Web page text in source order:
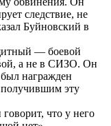
следствие, не
Буйновский в
— боевой
а не в СИЗО. Он
награжден
получившим эту
что у него